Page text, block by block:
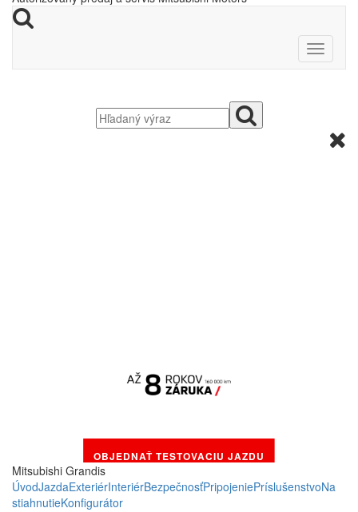
OBJEDNAŤ TESTOVACIU JAZDU
Mitsubishi Grandis
ÚvodJazdaExteriérInteriérBezpečnosťPripojeniePríslušenstvoNa
stiahnutieKonfigurátor